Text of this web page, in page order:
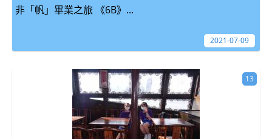
非「帆」畢業之旅 《6B》...
2021-07-09
13